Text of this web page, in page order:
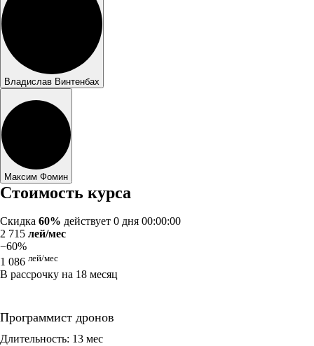
Владислав Винтенбах
Максим Фомин
Стоимость курса
Скидка 60% действует 0 дня 00:00:00
2 715 лей/мес
−60%
1 086 лей/мес
В рассрочку на 18 месяц
Программист дронов
Длительность: 13 мес